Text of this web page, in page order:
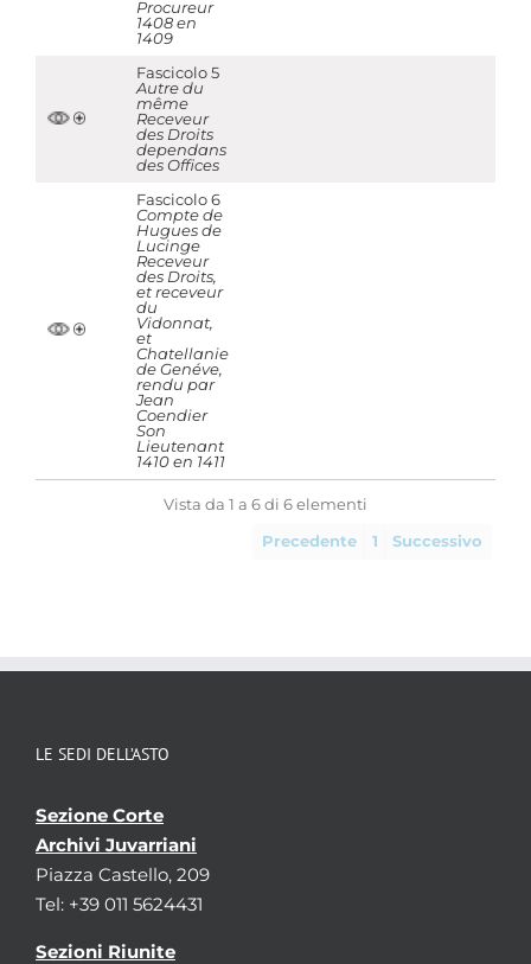
Procureur
1408 en
1409
Fascicolo 5
Autre du
même
Receveur
des Droits
dependans
des Offices
Fascicolo 6
Compte de
Hugues de
Lucinge
Receveur
des Droits,
et receveur
du
Vidonnat,
et
Chatellanie
de Genéve,
rendu par
Jean
Coendier
Son
Lieutenant
1410 en 1411
Vista da 1 a 6 di 6 elementi
Precedente 1 Successivo
LE SEDI DELL’ASTO
Sezione Corte
Archivi Juvarriani
Piazza Castello, 209
Tel: +39 011 5624431
Sezioni Riunite